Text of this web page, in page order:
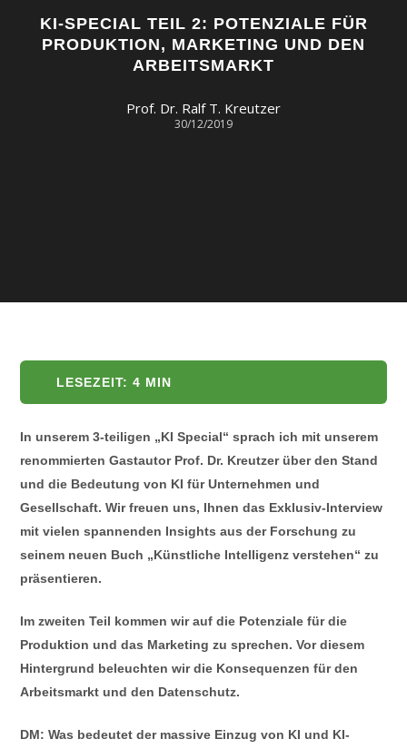
KI-SPECIAL TEIL 2: POTENZIALE FÜR
PRODUKTION, MARKETING UND DEN
ARBEITSMARKT
Prof. Dr. Ralf T. Kreutzer
30/12/2019
LESEZEIT: 4 MIN
In unserem 3-teiligen „KI Special“ sprach ich mit unserem
renommierten Gastautor Prof. Dr. Kreutzer über den Stand
und die Bedeutung von KI für Unternehmen und
Gesellschaft. Wir freuen uns, Ihnen das Exklusiv-Interview
mit vielen spannenden Insights aus der Forschung zu
seinem neuen Buch „Künstliche Intelligenz verstehen“ zu
präsentieren.
Im zweiten Teil kommen wir auf die Potenziale für die
Produktion und das Marketing zu sprechen. Vor diesem
Hintergrund beleuchten wir die Konsequenzen für den
Arbeitsmarkt und den Datenschutz.
DM: Was bedeutet der massive Einzug von KI und KI-